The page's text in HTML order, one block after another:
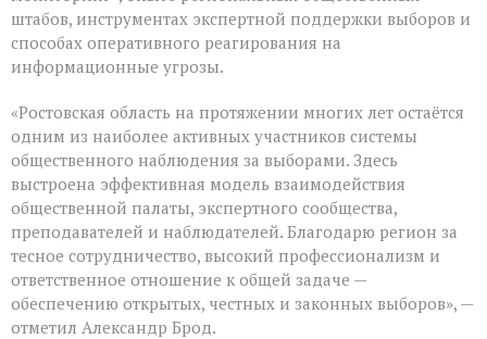
штабов, инструментах экспертной поддержки выборов и
способах оперативного реагирования на
информационные угрозы.
«Ростовская область на протяжении многих лет остаётся
одним из наиболее активных участников системы
общественного наблюдения за выборами. Здесь
выстроена эффективная модель взаимодействия
общественной палаты, экспертного сообщества,
преподавателей и наблюдателей. Благодарю регион за
тесное сотрудничество, высокий профессионализм и
ответственное отношение к общей задаче —
обеспечению открытых, честных и законных выборов», —
отметил Александр Брод.